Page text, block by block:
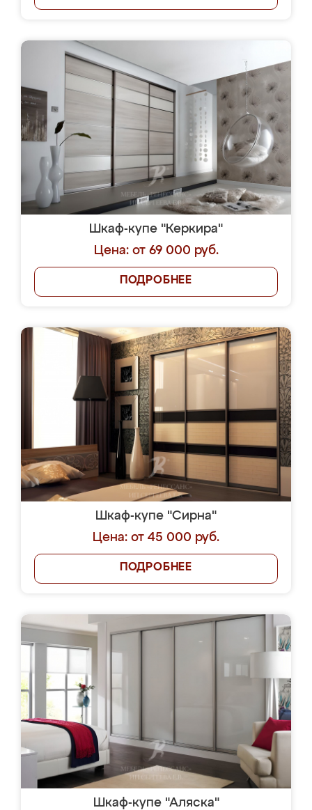
Шкаф-купе "Керкира"
Цена: от 69 000 руб.
ПОДРОБНЕЕ
Шкаф-купе "Сирна"
Цена: от 45 000 руб.
ПОДРОБНЕЕ
Шкаф-купе "Аляска"